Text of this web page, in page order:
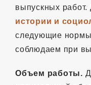
выпускных
истории и
следующие
соблюдаем при
Объем работы.